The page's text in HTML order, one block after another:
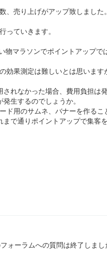
売り上げがアップ致しました。
っていきます。
物マラソンでポイントアップ
果測定は難しいとは思います
れなかった場合、費用負担は
生するのでしょうか。
ド用のサムネ、バナーを作るこ
で通りポイントアップで集客
ォーラムへの質問は終了しまし